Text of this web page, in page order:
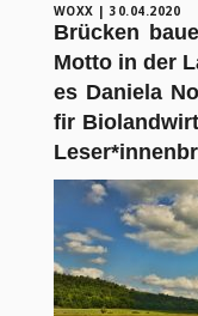
WOXX |30.04.2020
Brücken
Motto in der
es Daniela
fir